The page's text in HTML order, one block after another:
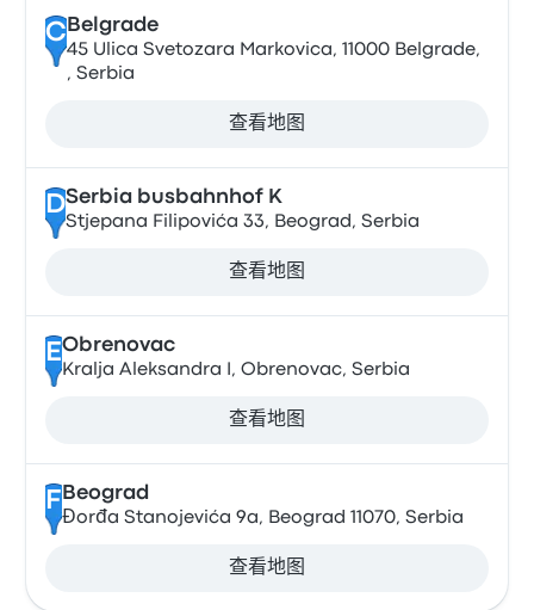
CBelgrade
45 Ulica Svetozara Markovica, 11000 Belgrade,
, Serbia
查看地图
DSerbia busbahnhof K
Stjepana Filipovića 33, Beograd, Serbia
查看地图
EObrenovac
Kralja Aleksandra I, Obrenovac, Serbia
查看地图
F Beograd
Đorđa Stanojevića 9a, Beograd 11070, Serbia
查看地图